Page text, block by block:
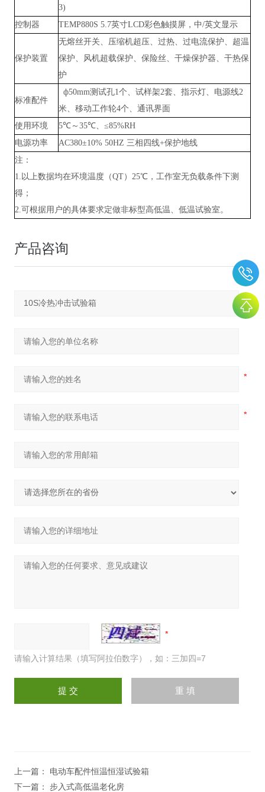
3)
控制器
TEMP880S 5.7英寸LCD彩色触摸屏，中/英文显示
保护装置
无熔丝开关、压缩机超压、过热、过电流保护、超温
保护、风机超载保护、保险丝、干燥保护器、干热保
护
标准配件
ф50mm测试孔1个、试样架2套、指示灯、电源线2
米、移动工作轮4个、通讯界面
使用环境
5℃～35℃、≤85%RH
电源功率
AC380±10% 50HZ 三相四线+保护地线
注：
1.以上数据均在环境温度（QT）25℃，工作室无负载条件下测
得；
2.可根据用户的具体要求定做非标型高低温、低温试验室。
产品咨询
请输入计算结果（填写阿拉伯数字），如：三加四=7
上一篇： 电动车配件恒温恒湿试验箱
下一篇： 步入式高低温老化房